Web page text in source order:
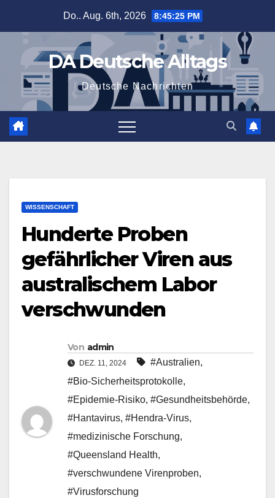
Do.. Aug. 6th, 2026 8:45:26 PM
DA Deutsche Alltags
Deutsche Nachrichten
WISSENSCHAFT
Hunderte Proben
gefährlicher Viren aus
australischem Labor
verschwunden
Von admin
DEZ. 11, 2024 #Australien,
#Bio-Sicherheitsprotokolle,
#Epidemie-Risiko, #Gesundheitsbehörde,
#Hantavirus, #Hendra-Virus,
#medizinische Forschung,
#Queensland Health,
#verschwundene Virenproben,
#Virusforschung